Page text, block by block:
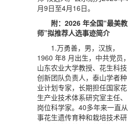
月9日至4月16日。
附：2026 年全国“最美教
师”拟推荐人选事迹简介
1.万勇善，男，汉族，
1960 年8 月出生，中共党员，
山东农业大学教授、花生科技
创新团队负责人，泰山学者种
业计划专家，长期担任国家花
生产业技术体系研究室主任、
岗位科学家。40多年来一直从
事花生遗传育种和栽培技术研